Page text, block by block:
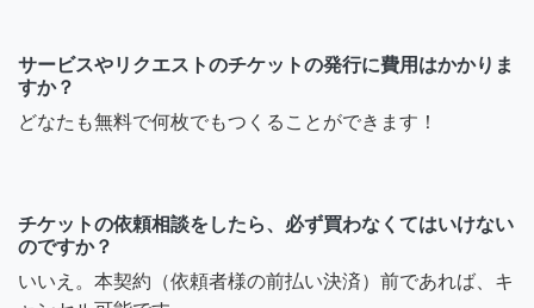
サービスやリクエストのチケットの発行に費用はかかりま
すか？
どなたも無料で何枚でもつくることができます！
チケットの依頼相談をしたら、必ず買わなくてはいけない
のですか？
いいえ。本契約（依頼者様の前払い決済）前であれば、キ